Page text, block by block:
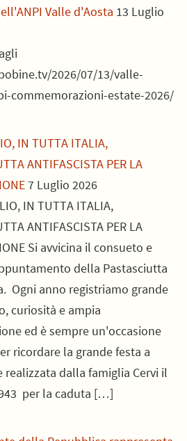
Valle d'Aosta 13 Luglio
2026/07/13/valle-
commemorazioni-estate-2026/
IN TUTTA ITALIA,
ANTIFASCISTA PER LA
7 Luglio 2026
IN TUTTA ITALIA,
ANTIFASCISTA PER LA
Si avvicina il consueto e
della Pastasciutta
Ogni anno registriamo grande
curiosità e ampia
ed è sempre un'occasione
ricordare la grande festa a
realizzata dalla famiglia Cervi il
per la caduta […]